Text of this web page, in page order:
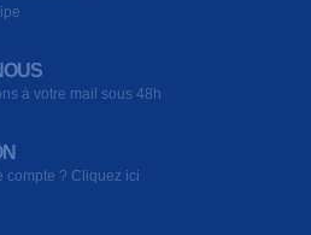
à votre mail sous 48h
compte ? Cliquez ici